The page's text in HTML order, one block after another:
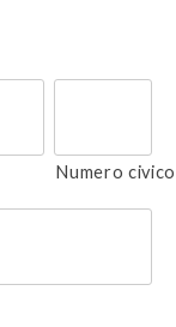
Numero civico